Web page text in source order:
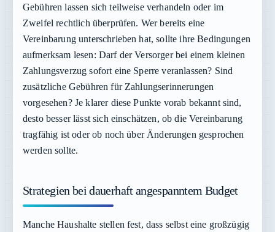
Gebühren lassen sich teilweise verhandeln oder im
Zweifel rechtlich überprüfen. Wer bereits eine
Vereinbarung unterschrieben hat, sollte ihre Bedingungen
aufmerksam lesen: Darf der Versorger bei einem kleinen
Zahlungsverzug sofort eine Sperre veranlassen? Sind
zusätzliche Gebühren für Zahlungserinnerungen
vorgesehen? Je klarer diese Punkte vorab bekannt sind,
desto besser lässt sich einschätzen, ob die Vereinbarung
tragfähig ist oder ob noch über Änderungen gesprochen
werden sollte.
Strategien bei dauerhaft angespanntem Budget
Manche Haushalte stellen fest, dass selbst eine großzügig